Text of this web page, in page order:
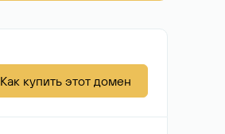
Как купить этот домен